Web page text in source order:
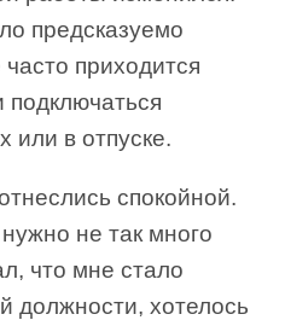
предсказуемо
приходится
подключаться
или в отпуске.
спокойной.
не так много
что мне стало
должности, хотелось